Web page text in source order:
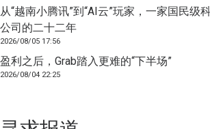
从“越南小腾讯”到“AI云”玩家，一家国民级
公司的二十二年
2026/08/05 17:56
盈利之后，Grab踏入更难的“下半场”
2026/08/04 22:25